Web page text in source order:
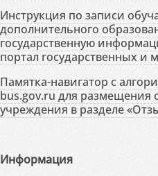
Инструкция по записи
дополнительного
государственную
портал государственных и
Памятка-навигатор с
bus.gov.ru для размещения
учреждения в разделе
Информация